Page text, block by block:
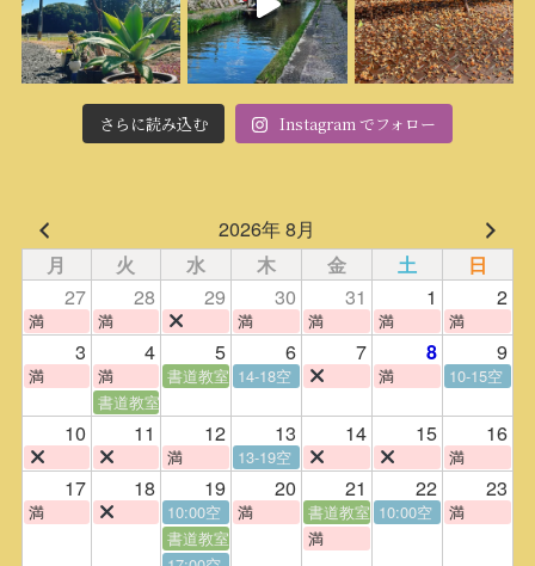
さらに読み込む Instagram でフォロー
2026年 8月
月 火 水 木 金 土 日
27 28 29 30 31 1 2
満 満 満 満 満 満
3 4 5 6 7 8 9
満 満 書道教室 14-18空 満
10-15空
書道教室
10 11 12 13 14 15 16
満 13-19空 満
17 18 19 20 21 22 23
満 10:00空 満 書道教室 10:00空
満
書道教室
満